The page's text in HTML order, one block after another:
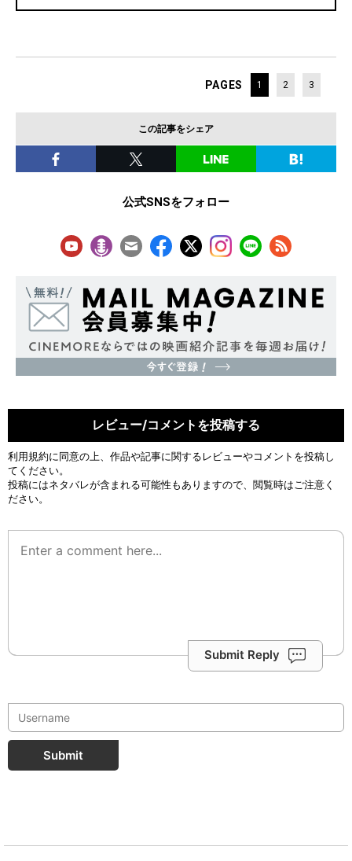
PAGES 1 2 3
この記事をシェア
公式SNSをフォロー
レビュー/コメントを投稿する
利用規約に同意の上、作品や記事に関するレビューやコメントを投稿し
てください。
投稿にはネタバレが含まれる可能性もありますので、閲覧時はご注意く
ださい。
Submit Reply
Submit